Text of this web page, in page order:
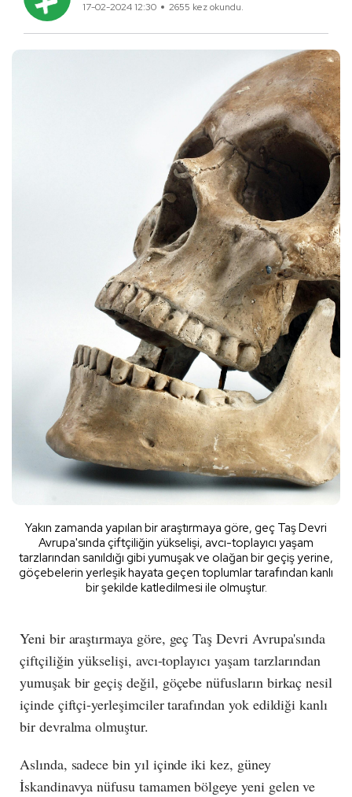
17-02-2024 12:30 2655 kez okundu.
Yakın zamanda yapılan bir araştırmaya göre, geç Taş Devri
Avrupa'sında çiftçiliğin yükselişi, avcı-toplayıcı yaşam
tarzlarından sanıldığı gibi yumuşak ve olağan bir geçiş yerine,
göçebelerin yerleşik hayata geçen toplumlar tarafından kanlı
bir şekilde katledilmesi ile olmuştur.
Yeni bir araştırmaya göre, geç Taş Devri Avrupa'sında
çiftçiliğin yükselişi, avcı-toplayıcı yaşam tarzlarından
yumuşak bir geçiş değil, göçebe nüfusların birkaç nesil
içinde çiftçi-yerleşimciler tarafından yok edildiği kanlı
bir devralma olmuştur.
Aslında, sadece bin yıl içinde iki kez, güney
İskandinavya nüfusu tamamen bölgeye yeni gelen ve